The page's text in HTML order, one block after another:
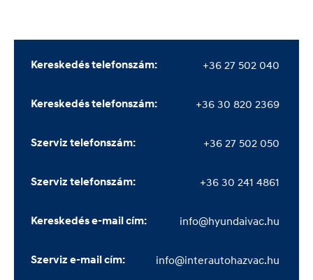
Kereskedés telefonszám: +36 27 502 040
Kereskedés telefonszám: +36 30 820 2369
Szerviz telefonszám: +36 27 502 050
Szerviz telefonszám: +36 30 241 4861
Kereskedés e-mail cím: info@hyundaivac.hu
Szerviz e-mail cím: info@interautohazvac.hu